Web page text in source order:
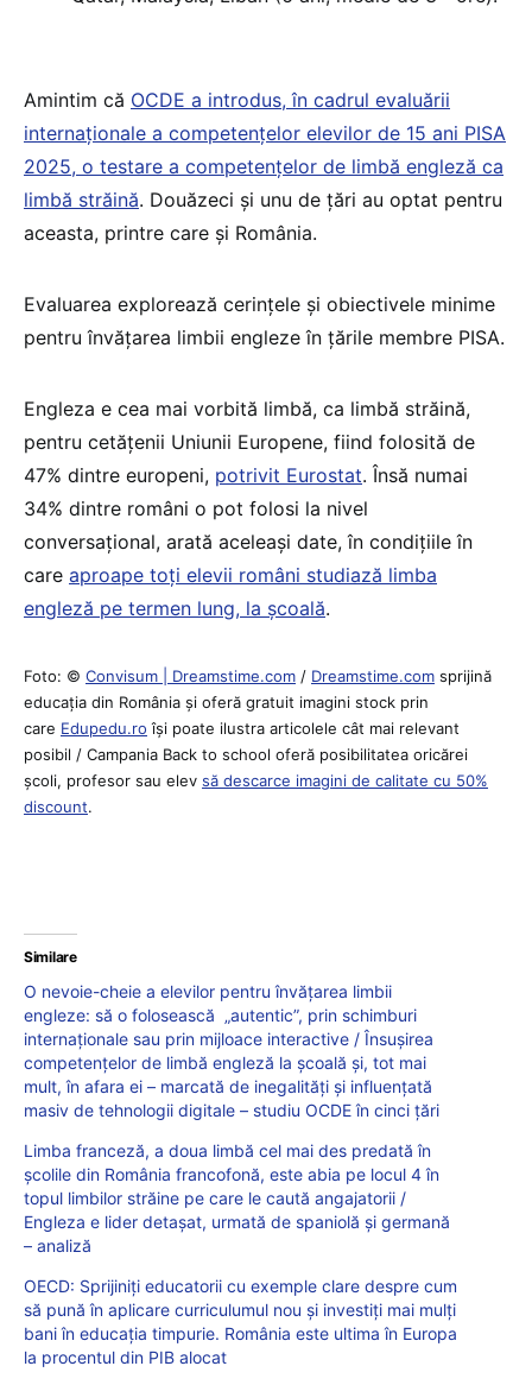
Amintim că OCDE a introdus, în cadrul evaluării
internaționale a competențelor elevilor de 15 ani PISA
2025, o testare a competențelor de limbă engleză ca
limbă străină. Douăzeci și unu de țări au optat pentru
aceasta, printre care și România.
Evaluarea explorează cerințele și obiectivele minime
pentru învățarea limbii engleze în țările membre PISA.
Engleza e cea mai vorbită limbă, ca limbă străină,
pentru cetățenii Uniunii Europene, fiind folosită de
47% dintre europeni, potrivit Eurostat. Însă numai
34% dintre români o pot folosi la nivel
conversațional, arată aceleași date, în condițiile în
care aproape toți elevii români studiază limba
engleză pe termen lung, la școală.
Foto: © Convisum | Dreamstime.com / Dreamstime.com sprijină
educaţia din România şi oferă gratuit imagini stock prin
care Edupedu.ro îşi poate ilustra articolele cât mai relevant
posibil / Campania Back to school oferă posibilitatea oricărei
școli, profesor sau elev să descarce imagini de calitate cu 50%
discount.
Similare
O nevoie-cheie a elevilor pentru învățarea limbii
engleze: să o folosească „autentic”, prin schimburi
internaționale sau prin mijloace interactive / Însușirea
competențelor de limbă engleză la școală și, tot mai
mult, în afara ei – marcată de inegalități și influențată
masiv de tehnologii digitale – studiu OCDE în cinci țări
Limba franceză, a doua limbă cel mai des predată în
școlile din România francofonă, este abia pe locul 4 în
topul limbilor străine pe care le caută angajatorii /
Engleza e lider detașat, urmată de spaniolă și germană
– analiză
OECD: Sprijiniți educatorii cu exemple clare despre cum
să pună în aplicare curriculumul nou și investiți mai mulți
bani în educația timpurie. România este ultima în Europa
la procentul din PIB alocat